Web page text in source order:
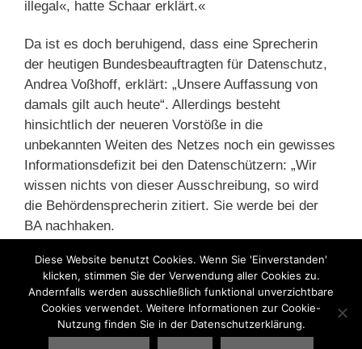
illegal«, hatte Schaar erklärt.«
Da ist es doch beruhigend, dass eine Sprecherin
der heutigen Bundesbeauftragten für Datenschutz,
Andrea Voßhoff, erklärt: „Unsere Auffassung von
damals gilt auch heute“. Allerdings besteht
hinsichtlich der neueren Vorstöße in die
unbekannten Weiten des Netzes noch ein gewisses
Informationsdefizit bei den Datenschützern: „Wir
wissen nichts von dieser Ausschreibung, so wird
die Behördensprecherin zitiert. Sie werde bei der
BA nachhaken.
Die wird das alles sicher voll umfänglich aufklären
mit ihrer modernen Kommunikationsmaschinerie.
Kategorien
BA,Jobcenter,Sozialpolitik
Diese Website benutzt Cookies. Wenn Sie 'Einverstanden'
klicken, stimmen Sie der Verwendung aller Cookies zu.
Andernfalls werden ausschließlich funktional unverzichtbare
Cookies verwendet. Weitere Informationen zur Cookie-
Nutzung finden Sie in der Datenschutzerklärung.